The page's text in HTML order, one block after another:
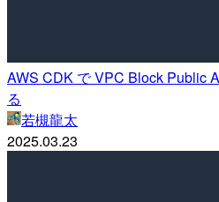
AWS CDK で VPC Block Public
る
若槻龍太
2025.03.23